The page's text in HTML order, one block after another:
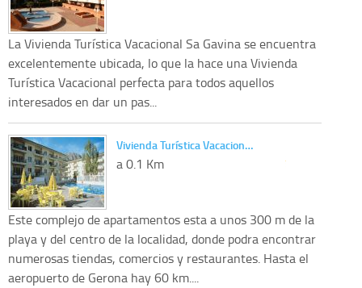
La Vivienda Turística Vacacional Sa Gavina se encuentra
excelentemente ubicada, lo que la hace una Vivienda
Turística Vacacional perfecta para todos aquellos
interesados en dar un pas...
Vivienda Turística Vacacion…
a 0.1 Km
Este complejo de apartamentos esta a unos 300 m de la
playa y del centro de la localidad, donde podra encontrar
numerosas tiendas, comercios y restaurantes. Hasta el
aeropuerto de Gerona hay 60 km....